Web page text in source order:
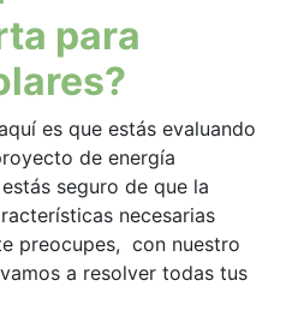
para
es que estás evaluando
de energía
seguro de que la
necesarias
preocupes, con nuestro
a resolver todas tus